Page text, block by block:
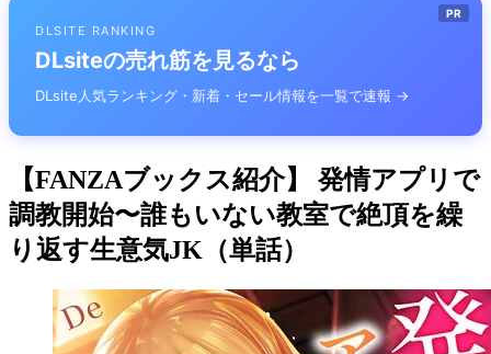
PR
DLSITE RANKING
DLsiteの売れ筋を見るなら
DLsite人気ランキング・新着・セール情報を一覧で速報 →
【FANZAブックス紹介】 発情アプリで
調教開始〜誰もいない教室で絶頂を繰
り返す生意気JK（単話）